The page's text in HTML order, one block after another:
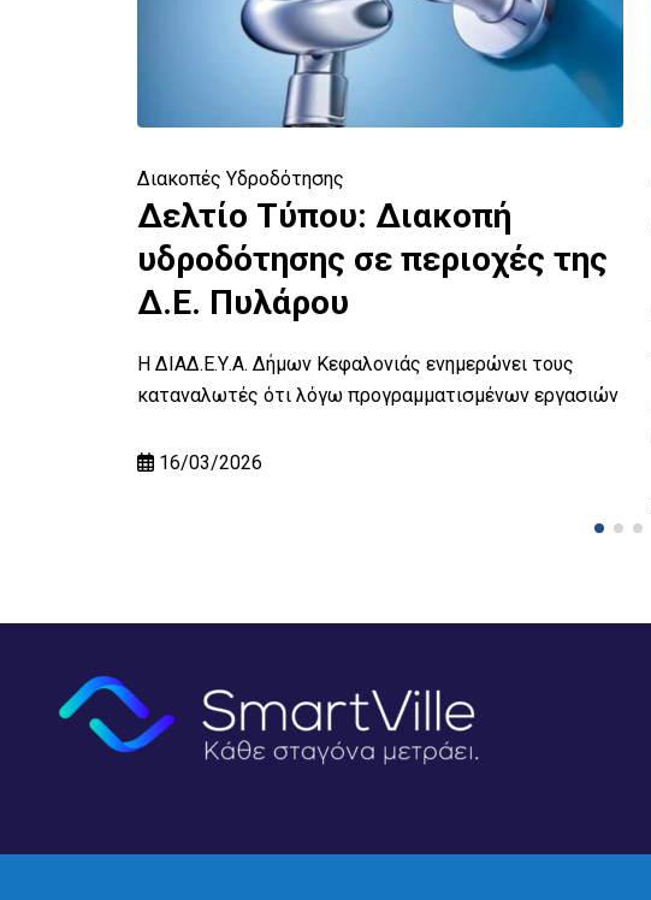
Διακοπές Υδροδότησης
Δελτίο Τύπου: Διακοπή
υδροδότησης σε περιοχές της
Δ.Ε. Πυλάρου
Η ΔΙΑΔ.Ε.Υ.Α. Δήμων Κεφαλονιάς ενημερώνει τους
καταναλωτές ότι λόγω προγραμματισμένων εργασιών
16/03/2026